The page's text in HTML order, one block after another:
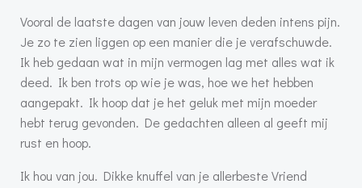
Vooral de laatste dagen van jouw leven deden intens pijn.
Je zo te zien liggen op een manier die je verafschuwde.
Ik heb gedaan wat in mijn vermogen lag met alles wat ik
deed. Ik ben trots op wie je was, hoe we het hebben
aangepakt. Ik hoop dat je het geluk met mijn moeder
hebt terug gevonden. De gedachten alleen al geeft mij
rust en hoop.
Ik hou van jou. Dikke knuffel van je allerbeste Vriend